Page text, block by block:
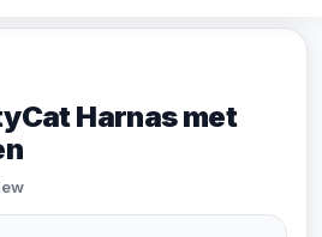
Harnas met